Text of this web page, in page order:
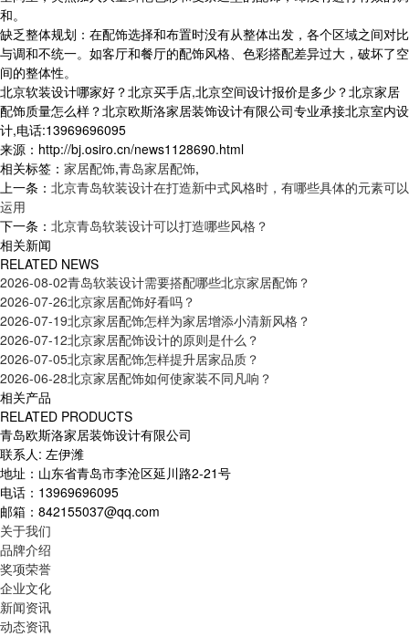
和。
缺乏整体规划：在配饰选择和布置时没有从整体出发，各个区域之间对比
与调和不统一。如客厅和餐厅的配饰风格、色彩搭配差异过大，破坏了空
间的整体性。
北京软装设计哪家好？北京买手店,北京空间设计报价是多少？北京家居
配饰质量怎么样？北京欧斯洛家居装饰设计有限公司专业承接北京室内设
计,电话:13969696095
来源：http://bj.osiro.cn/news1128690.html
相关标签： 家居配饰,青岛家居配饰,
上一条： 北京青岛软装设计在打造新中式风格时，有哪些具体的元素可以
运用
下一条： 北京青岛软装设计可以打造哪些风格？
相关新闻
RELATED NEWS
2026-08-02青岛软装设计需要搭配哪些北京家居配饰？
2026-07-26北京家居配饰好看吗？
2026-07-19北京家居配饰怎样为家居增添小清新风格？
2026-07-12北京家居配饰设计的原则是什么？
2026-07-05北京家居配饰怎样提升居家品质？
2026-06-28北京家居配饰如何使家装不同凡响？
相关产品
RELATED PRODUCTS
青岛欧斯洛家居装饰设计有限公司
联系人: 左伊潍
地址：山东省青岛市李沧区延川路2-21号
电话：13969696095
邮箱：842155037@qq.com
关于我们
品牌介绍
奖项荣誉
企业文化
新闻资讯
动态资讯